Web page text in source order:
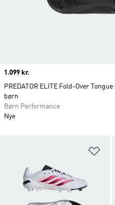
Price
1.099 kr.
PREDATOR ELITE Fold-Over
børn
Børn Performance
Nye